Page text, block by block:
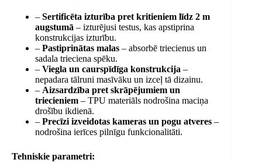
– Sertificēta izturība pret kritieniem līdz 2 m
augstumā – izturējusi testus, kas apstiprina
konstrukcijas izturību.
– Pastiprinātas malas – absorbē triecienus un
sadala trieciena spēku.
– Viegla un caurspīdīga konstrukcija –
nepadara tālruni masīvāku un izceļ tā dizainu.
– Aizsardzība pret skrāpējumiem un
triecieniem – TPU materiāls nodrošina maciņa
drošību ikdienā.
– Precīzi izveidotas kameras un pogu atveres –
nodrošina ierīces pilnīgu funkcionalitāti.
Tehniskie parametri: